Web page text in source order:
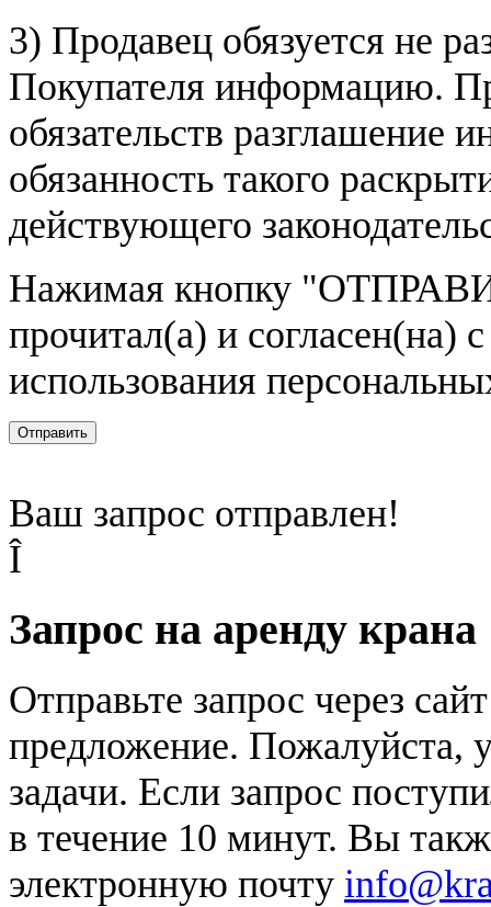
3) Продавец обязуется не
Покупателя информацию.
обязательств разглашение
обязанность такого
действующего
Нажимая кнопку
прочитал(а) и согласен(на)
использования
Отправить
Ваш запрос отправлен!
Î
Запрос на аренду крана
Отправьте запрос через
предложение. Пожалуйста,
задачи. Если запрос
в течение 10 минут. Вы
электронную почту